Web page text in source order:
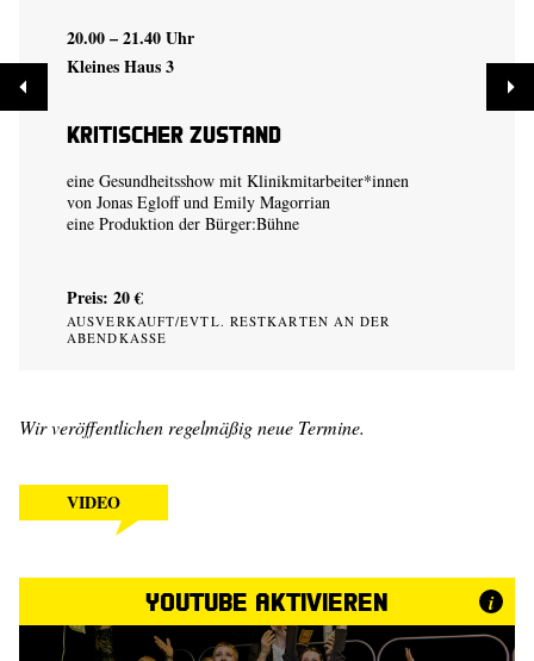
20.00 – 21.40 Uhr
Kleines Haus 3
Kritischer Zustand
eine Gesundheitsshow mit Klinikmitarbeiter*innen
von Jonas Egloffund Emily Magorrian
eine Produktion der Bürger:Bühne
Preis: 20 €
AUSVERKAUFT/EVTL. RESTKARTEN AN DER
ABENDKASSE
Wir veröffentlichen regelmäßig neue Termine.
VIDEO
YouTube aktivieren i